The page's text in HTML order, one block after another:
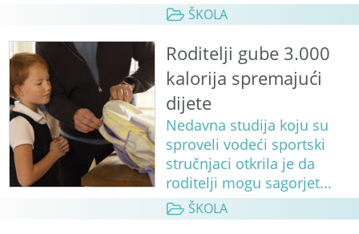
ŠKOLA
Roditelji gube 3.000
kalorija spremajući
dijete
Nedavna studija koju su
sproveli vodeći sportski
stručnjaci otkrila je da
roditelji mogu sagorjet...
ŠKOLA